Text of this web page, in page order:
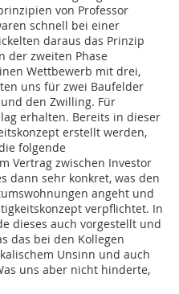
von Professor
schnell bei einer
daraus das Prinzip
der zweiten Phase
Wettbewerb mit drei,
uns für zwei Baufelder
den Zwilling. Für
erhalten. Bereits in dieser
erstellt werden,
folgende
Vertrag zwischen Investor
dann sehr konkret, was den
angeht und
verpflichtet. In
dieses auch vorgestellt und
das bei den Kollegen
Unsinn und auch
uns aber nicht hinderte,